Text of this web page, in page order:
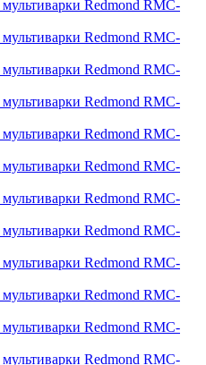
мультиварки Redmond RMC-
мультиварки Redmond RMC-
мультиварки Redmond RMC-
мультиварки Redmond RMC-
мультиварки Redmond RMC-
мультиварки Redmond RMC-
мультиварки Redmond RMC-
мультиварки Redmond RMC-
мультиварки Redmond RMC-
мультиварки Redmond RMC-
мультиварки Redmond RMC-
мультиварки Redmond RMC-